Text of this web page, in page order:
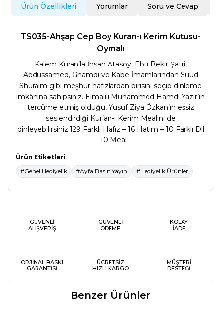
Ürün Özellikleri Yorumlar Soru ve Cevap
TS035-Ahşap Cep Boy Kuran-ı Kerim Kutusu-
Oymalı
Kalem Kuran’la İhsan Atasoy, Ebu Bekir Şatri,
Abdussamed, Ghamdi ve Kabe İmamlarından Suud
Shuraim gibi meşhur hafızlardan birisini seçip dinleme
imkânına sahipsiniz. Elmalılı Muhammed Hamdi Yazır’ın
tercüme etmiş olduğu, Yusuf Ziya Özkan’ın eşsiz
seslendirdiği Kur’an-ı Kerim Mealini de
dinleyebilirsiniz.129 Farklı Hafız – 16 Hatim – 10 Farklı Dil
– 10 Meal
Ürün Etiketleri
#Genel Hediyelik
#Ayfa Basın Yayın #Hediyelik Ürünler
GÜVENLİ
ALIŞVERİŞ
GÜVENLİ
ÖDEME
KOLAY
İADE
ORJİNAL BASKI
GARANTİSİ
ÜCRETSİZ
HIZLI KARGO
MÜŞTERİ
DESTEĞİ
Benzer Ürünler